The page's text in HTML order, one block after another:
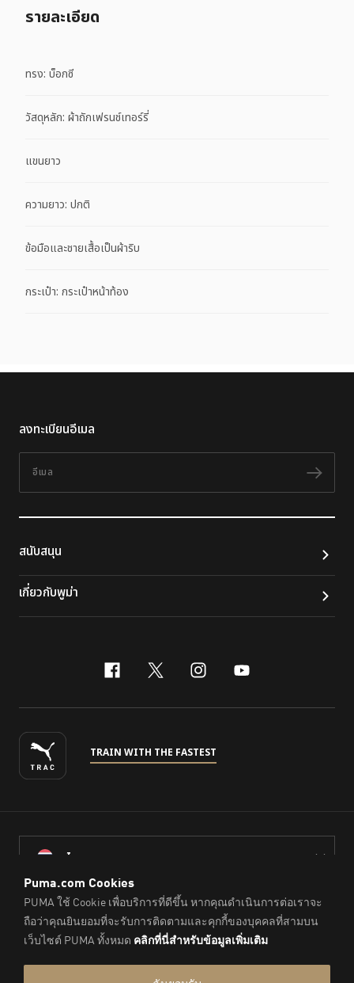
รายละเอียด
ทรง: บ็อกซี
วัสดุหลัก: ผ้าถักเฟรนช์เทอร์รี่
แขนยาว
ความยาว: ปกติ
ข้อมือและชายเสื้อเป็นผ้าริบ
กระเป๋า: กระเป๋าหน้าท้อง
ลงทะเบียนอีเมล
ติดต
สนับสนุน
เกี่ยวกับพูม่า
facebook
x-twitter
instagram
youtube
TRAIN WITH THE FASTEST
ไทย
© PUMA Sports (Thailand) Co., Ltd.,2026. All Rights Reserved.
Company Reg. No. 0105564148338